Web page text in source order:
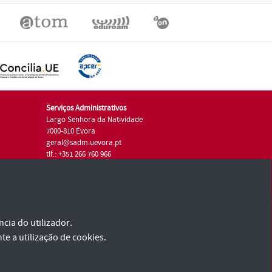
Serviços Administrativos
Largo Senhora da Natividade
7000-810 Évora
geral@sadm.uevora.pt
tlf.: +351 266 760 966
do utilizador.
a utilização de cookies.